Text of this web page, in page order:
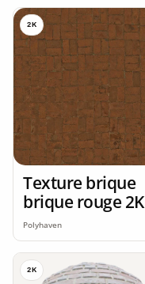
2K
Texture brique
brique rouge 2K
Polyhaven
2K